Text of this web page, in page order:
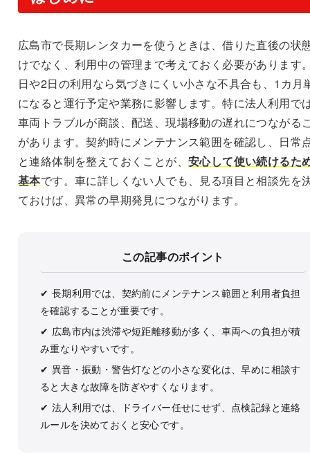
広島市で長期レンタカーを使うときは、借りた直後の状
けでなく、利用中の管理まで考えておく必要があります
日や2日の利用なら気づきにくい小さな不具合も、1カ月
になると運行予定や業務に影響します。特に法人利用で
車両トラブルが商談、配送、現場移動の遅れにつながる
があります。契約時にメンテナンス範囲を確認し、日常
と連絡体制を整えておくことが、 安心して使い続けるた
基本です。車に詳しくない人でも、見る項目と相談先を
ておけば、異常の早期発見につながります。
この記事のポイント
✔ 長期利用では、契約前にメンテナンス範囲と利用者負担
を確認することが重要です。
✔ 広島市内は渋滞や短距離移動が多く、車両への負担が積
み重なりやすいです。
✔ 異音・振動・警告灯などの小さな変化は、早めに相談す
ると大きな故障を防ぎやすくなります。
✔ 法人利用では、ドライバー任せにせず、点検記録と連絡
ルールを決めておくと安心です。